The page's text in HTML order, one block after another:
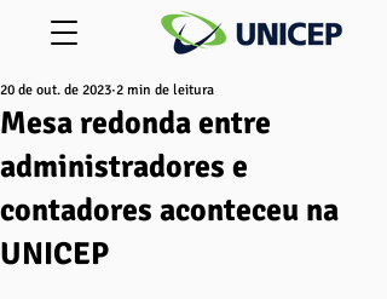
Mesa redonda entre
administradores e
contadores aconteceu na
UNICEP
20 de out. de 2023 2 min de leitura